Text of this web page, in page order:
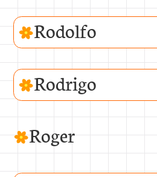
Rodolfo
Rodrigo
Roger